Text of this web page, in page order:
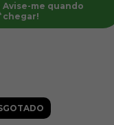
Avise-me quando
chegar!